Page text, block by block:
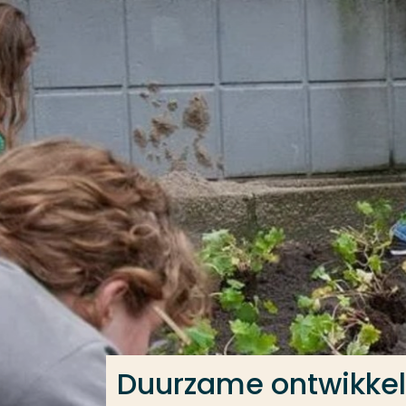
Ga direct naar de content
Duurzame
Veel gezocht
Opleiding
Contact